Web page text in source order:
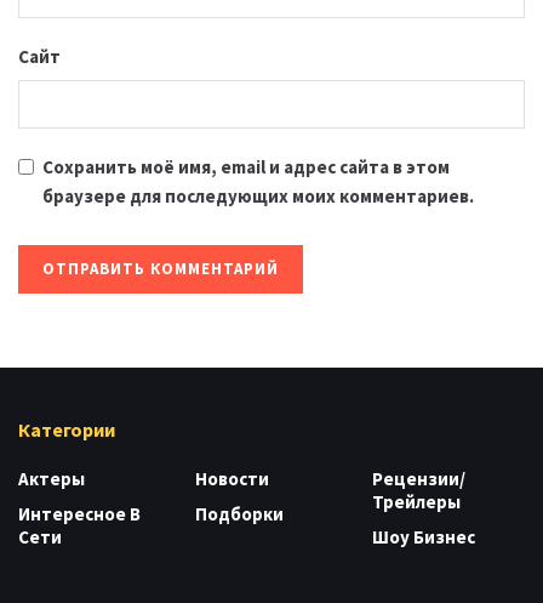
Сайт
Сохранить моё имя, email и адрес сайта в этом
браузере для последующих моих комментариев.
Категории
Актеры
Интересное В
Сети
Новости
Подборки
Рецензии/
Трейлеры
Шоу Бизнес